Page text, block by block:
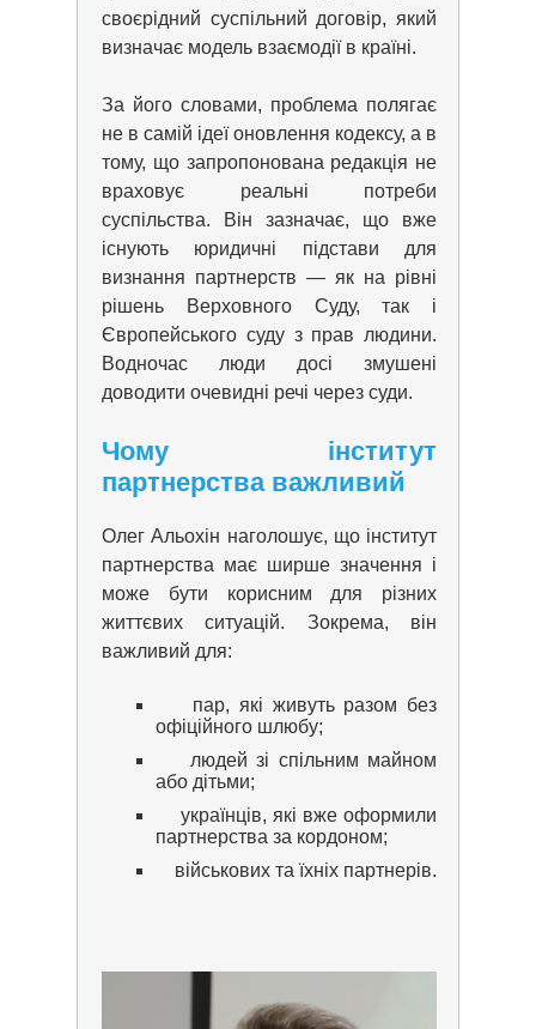
своєрідний суспільний договір, який
визначає модель взаємодії в країні.
За його словами, проблема полягає
не в самій ідеї оновлення кодексу, а в
тому, що запропонована редакція не
враховує реальні потреби
суспільства. Він зазначає, що вже
існують юридичні підстави для
визнання партнерств — як на рівні
рішень Верховного Суду, так і
Європейського суду з прав людини.
Водночас люди досі змушені
доводити очевидні речі через суди.
Чому інститут
партнерства важливий
Олег Альохін наголошує, що інститут
партнерства має ширше значення і
може бути корисним для різних
життєвих ситуацій. Зокрема, він
важливий для:
пар, які живуть разом без
офіційного шлюбу;
людей зі спільним майном
або дітьми;
українців, які вже оформили
партнерства за кордоном;
військових та їхніх партнерів.